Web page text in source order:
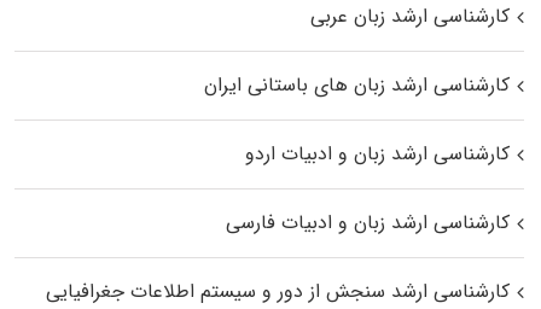
کارشناسی ارشد زبان عربی
کارشناسی ارشد زبان‌ های باستانی ایران
کارشناسی ارشد زبان و ادبیات اردو
کارشناسی ارشد زبان و ادبیات فارسی
کارشناسی ارشد سنجش از دور و سیستم اطلاعات جغرافیایی